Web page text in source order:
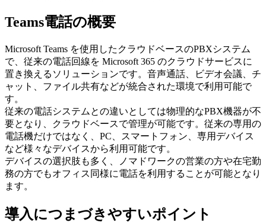
Teams電話の概要
Microsoft Teams を使用したクラウドベースのPBXシステム
で、従来の電話回線を Microsoft 365 のクラウドサービスに
置き換えるソリューションです。音声通話、ビデオ会議、チ
ャット、ファイル共有などが統合された環境で利用可能で
す。
従来の電話システムとの違いとしては物理的なPBX機器が不
要となり、クラウドベースで管理が可能です。従来の専用の
電話機だけではなく、PC、スマートフォン、専用デバイス
など様々なデバイスから利用可能です。
デバイスの選択肢も多く、ノマドワークの営業の方や在宅勤
務の方でもオフィス同様に電話を利用することが可能となり
ます。
導入につまづきやすいポイント